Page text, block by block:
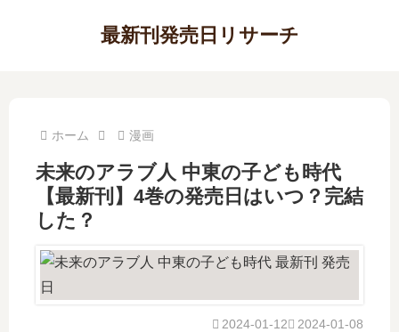
最新刊発売日リサーチ
ホーム 漫画
未来のアラブ人 中東の子ども時代
【最新刊】4巻の発売日はいつ？完結
した？
2024-01-08
2024-01-12